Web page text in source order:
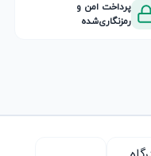
پرداخت امن و
رمزنگاری‌شده